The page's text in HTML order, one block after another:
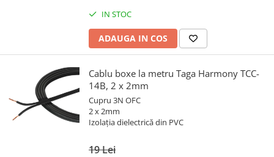
IN STOC
ADAUGA IN COS
Cablu boxe la metru Taga Harmony TCC-
14B, 2 x 2mm
Cupru 3N OFC
2 x 2mm
Izolația dielectrică din PVC
19 Lei